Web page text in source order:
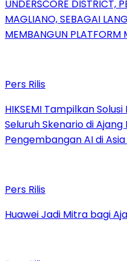
UNDERSCORE DISTRICT,
MAGLIANO, SEBAGAI
MEMBANGUN PLATFORM
Pers Rilis
HIKSEMI Tampilkan
Seluruh Skenario di
Pengembangan AI di
Pers Rilis
Huawei Jadi Mitra bagi